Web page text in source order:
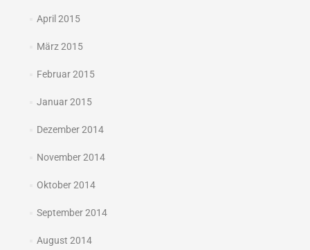
April 2015
März 2015
Februar 2015
Januar 2015
Dezember 2014
November 2014
Oktober 2014
September 2014
August 2014